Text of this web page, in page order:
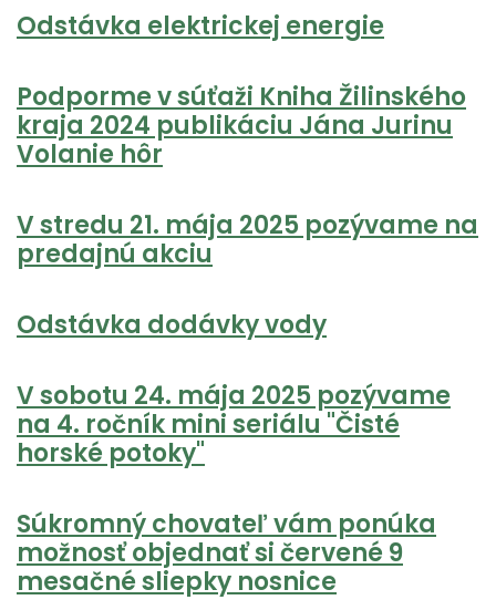
Odstávka elektrickej energie
Podporme v súťaži Kniha Žilinského
kraja 2024 publikáciu Jána Jurinu
Volanie hôr
V stredu 21. mája 2025 pozývame na
predajnú akciu
Odstávka dodávky vody
V sobotu 24. mája 2025 pozývame
na 4. ročník mini seriálu "Čisté
horské potoky"
Súkromný chovateľ vám ponúka
možnosť objednať si červené 9
mesačné sliepky nosnice